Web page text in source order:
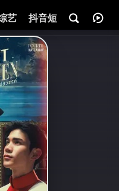
艺 抖音短剧 即将热映